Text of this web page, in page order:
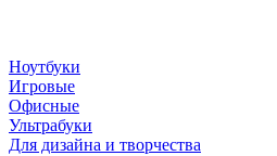
Ноутбуки
Игровые
Офисные
Ультрабуки
Для дизайна и творчества